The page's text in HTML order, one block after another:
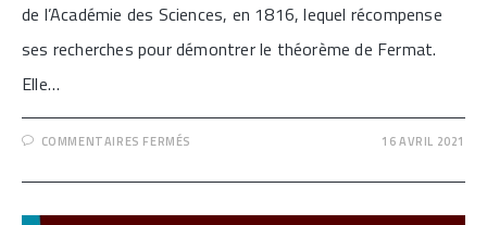
de l’Académie des Sciences, en 1816, lequel récompense
ses recherches pour démontrer le théorème de Fermat.
Elle…
COMMENTAIRES FERMÉS
PIONNIÈRE
MATHÉMATIQUES]
16 AVRIL 2021